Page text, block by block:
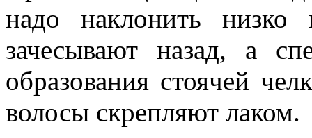
надо наклонить низко
зачесывают назад, а
образования стоячей
волосы скрепляют лаком.